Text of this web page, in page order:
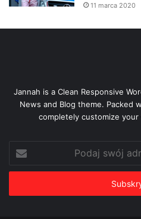
11 marca 2020
Jannah is a Clean Responsive
News and Blog theme. Packed
completely customize
swój
adres